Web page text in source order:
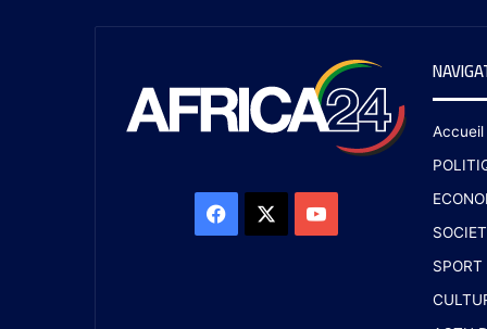
Accueil
SPORT